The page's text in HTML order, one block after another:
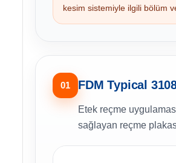
kesim sistemiyle ilgili bölüm
01 FDM Typical
Etek reçme
sağlayan reçme